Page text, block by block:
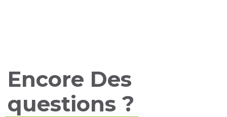
Encore Des
questions ?